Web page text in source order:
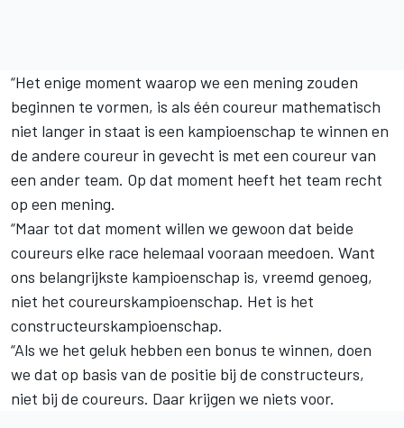
“Het enige moment waarop we een mening zouden
beginnen te vormen, is als één coureur mathematisch
niet langer in staat is een kampioenschap te winnen en
de andere coureur in gevecht is met een coureur van
een ander team. Op dat moment heeft het team recht
op een mening.
“Maar tot dat moment willen we gewoon dat beide
coureurs elke race helemaal vooraan meedoen. Want
ons belangrijkste kampioenschap is, vreemd genoeg,
niet het coureurskampioenschap. Het is het
constructeurskampioenschap.
“Als we het geluk hebben een bonus te winnen, doen
we dat op basis van de positie bij de constructeurs,
niet bij de coureurs. Daar krijgen we niets voor.